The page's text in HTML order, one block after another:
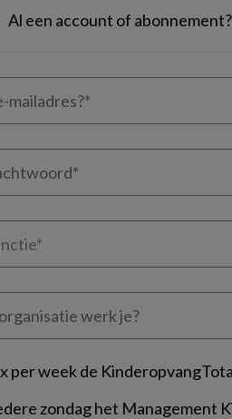
Al een account of abonnement?
per week de
zondag het Management